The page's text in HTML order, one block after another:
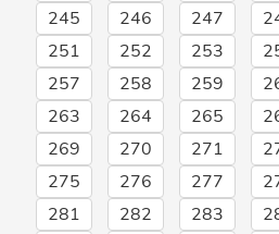
245
246 247
251
252 253
257
258 259
263
264 265
269
270 271
275
276 277
281
282 283